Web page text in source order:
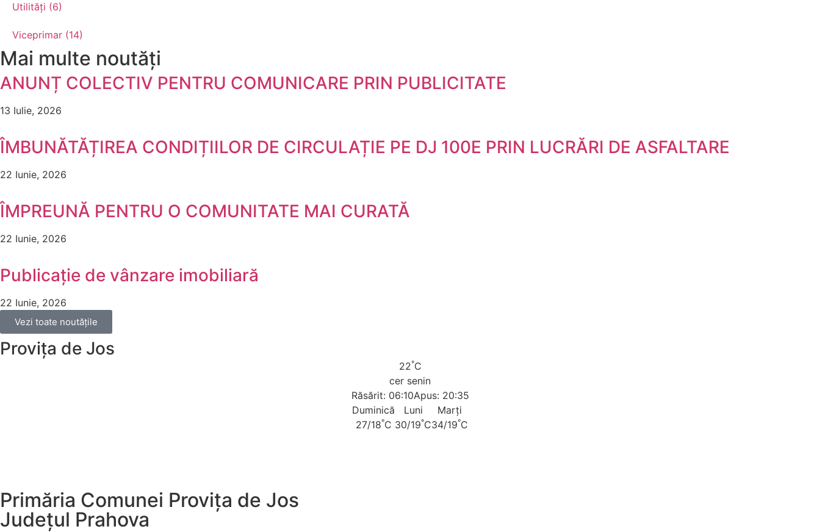
Utilități (6)
Viceprimar (14)
Mai multe noutăți
ANUNȚ COLECTIV PENTRU COMUNICARE PRIN PUBLICITATE
13 Iulie, 2026
ÎMBUNĂTĂȚIREA CONDIȚIILOR DE CIRCULAȚIE PE DJ 100E PRIN LUCRĂRI DE ASFALTARE
22 Iunie, 2026
ÎMPREUNĂ PENTRU O COMUNITATE MAI CURATĂ
22 Iunie, 2026
Publicație de vânzare imobiliară
22 Iunie, 2026
Vezi toate noutățile
Provița de Jos
22°C
cer senin
Răsărit: 06:10Apus: 20:35
Duminică
27/18°C
Luni
30/19°C
Marți
34/19°C
Primăria Comunei Provița de Jos
Județul Prahova